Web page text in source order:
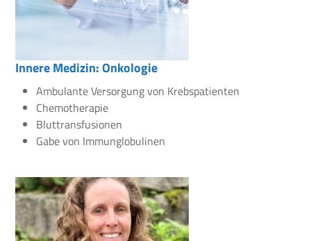
Innere Medizin: Onkologie
Ambulante Versorgung von Krebspatienten
Chemotherapie
Bluttransfusionen
Gabe von Immunglobulinen